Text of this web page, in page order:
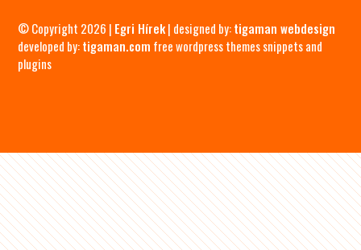
© Copyright 2026 | Egri Hírek| designed by:tigaman webdesign
developed by:tigaman.com free wordpress themes snippets and
plugins